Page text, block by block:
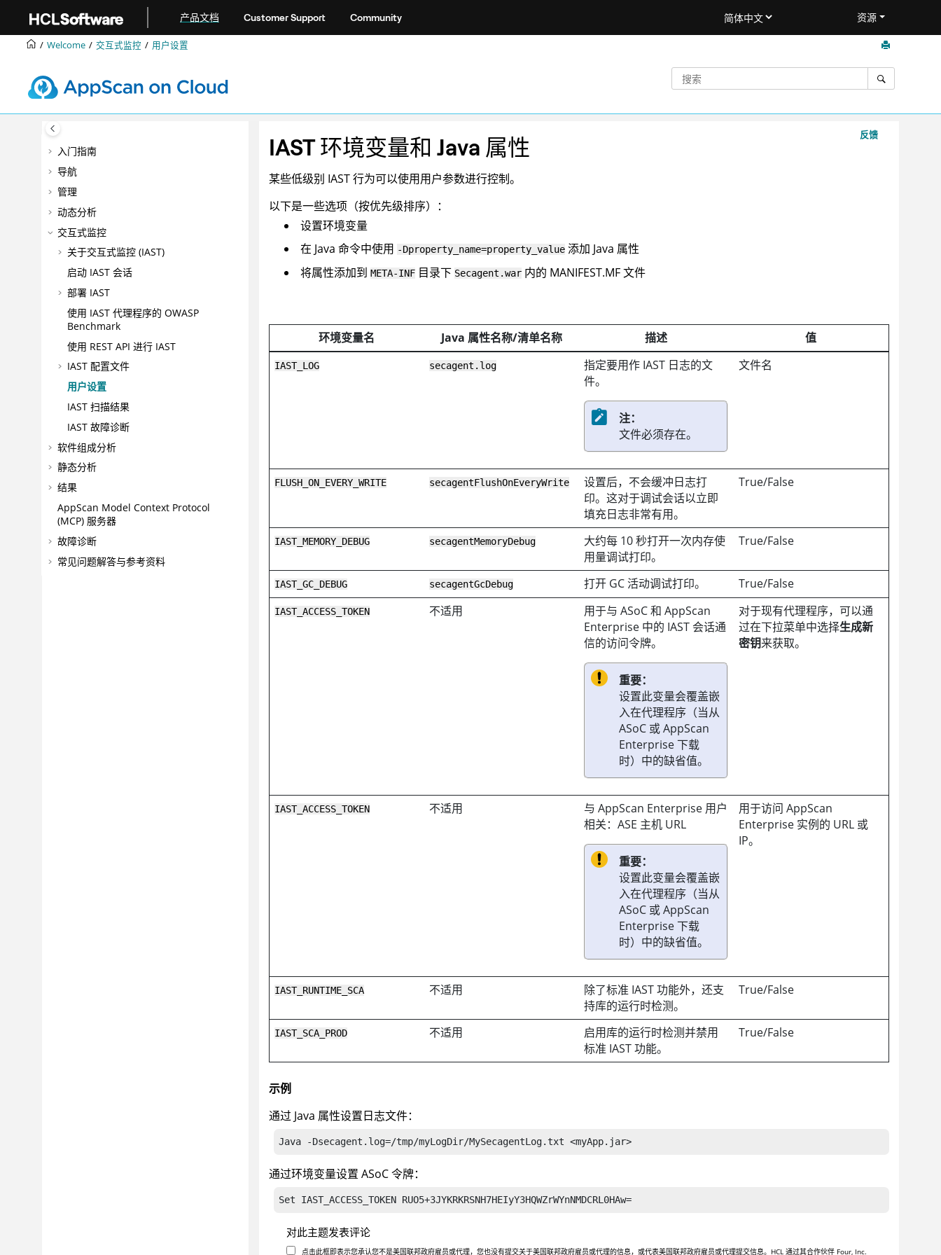
产品文档 Customer Support Community 资源
Welcome 交互式监控 用户设置
入门指南
导航
管理
动态分析
交互式监控
关于交互式监控 (IAST)
启动 IAST 会话
部署 IAST
使用 IAST 代理程序的 OWASP
Benchmark
使用 REST API 进行 IAST
IAST 配置文件
用户设置
IAST 扫描结果
IAST 故障诊断
软件组成分析
静态分析
结果
AppScan Model Context Protocol
(MCP) 服务器
故障诊断
常见问题解答与参考资料
反馈
IAST 环境变量和 Java 属性
某些低级别 IAST 行为可以使用用户参数进行控制。
以下是一些选项（按优先级排序）：
设置环境变量
在 Java 命令中使用 -Dproperty_name=property_value添加 Java 属性
将属性添加到 META-INF目录下 Secagent.war内的 MANIFEST.MF 文件
环境变量名 Java 属性名称/清单名称 描述 值
IAST_LOG secagent.log
指定要用作 IAST 日志的文
件。
注：
文件必须存在。
文件名
FLUSH_ON_EVERY_WRITE secagentFlushOnEveryWrite
设置后，不会缓冲日志打
印。这对于调试会话以立即
填充日志非常有用。
True/False
IAST_MEMORY_DEBUG secagentMemoryDebug
大约每 10 秒打开一次内存使
用量调试打印。
True/False
IAST_GC_DEBUG secagentGcDebug 打开 GC 活动调试打印。 True/False
IAST_ACCESS_TOKEN 不适用 用于与ASoC和AppScan
Enterprise 中的 IAST 会话通
信的访问令牌。
重要：
设置此变量会覆盖嵌
入在代理程序（当从
ASoC 或AppScan
Enterprise下载
时）中的缺省值。
对于现有代理程序，可以通
过在下拉菜单中选择生成新
密钥来获取。
IAST_ACCESS_TOKEN 不适用 与AppScan Enterprise 用户
相关：ASE 主机 URL
重要：
设置此变量会覆盖嵌
入在代理程序（当从
ASoC 或AppScan
Enterprise下载
时）中的缺省值。
用于访问AppScan
Enterprise 实例的 URL 或
IP。
IAST_RUNTIME_SCA 不适用
除了标准 IAST 功能外，还支
持库的运行时检测。
True/False
IAST_SCA_PROD 不适用
启用库的运行时检测并禁用
标准 IAST 功能。
True/False
示例
通过 Java 属性设置日志文件：
Java -Dsecagent.log=/tmp/myLogDir/MySecagentLog.txt <myApp.jar>
通过环境变量设置 ASoC令牌：
Set IAST_ACCESS_TOKEN RUO5+3JYKRKRSNH7HEIyY3HQWZrWYnNMDCRL0HAw=
对此主题发表评论
点击此框即表示您承认您不是美国联邦政府雇员或代理，您也没有提交关于美国联邦政府雇员或代理的信息，或代表美国联邦政府雇员或代理提交信息。HCL 通过其合作伙伴 Four, Inc.